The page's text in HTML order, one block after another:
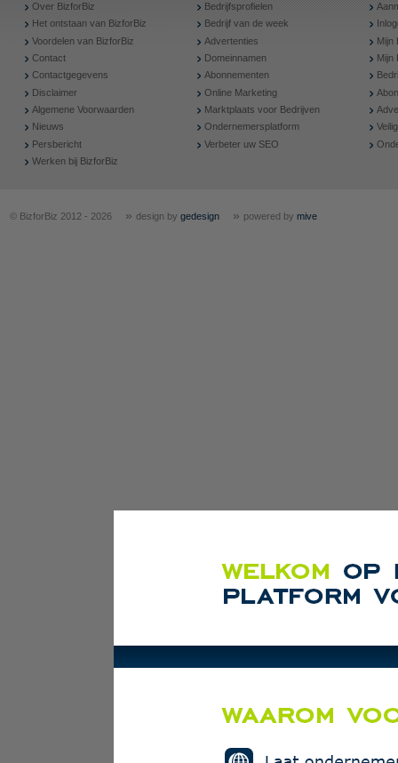
Over BizforBiz
Het ontstaan van BizforBiz
Voordelen van BizforBiz
Contact
Contactgegevens
Disclaimer
Algemene Voorwaarden
Nieuws
Persbericht
Werken bij BizforBiz
Bedrijfsprofielen
Bedrijf van de week
Advertenties
Domeinnamen
Abonnementen
Online Marketing
Marktplaats voor Bedrijven
Ondernemersplatform
Verbeter uw SEO
Mijn
Mijn
© BizforBiz 2012 - 2026 » design by gedesign » powered by mive